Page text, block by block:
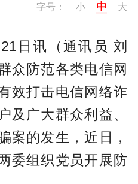
字号： 小 中 大
日讯（通讯员 刘
众防范各类电信网
效打击电信网络诈
及广大群众利益、
案的发生，近日，
委组织党员开展防